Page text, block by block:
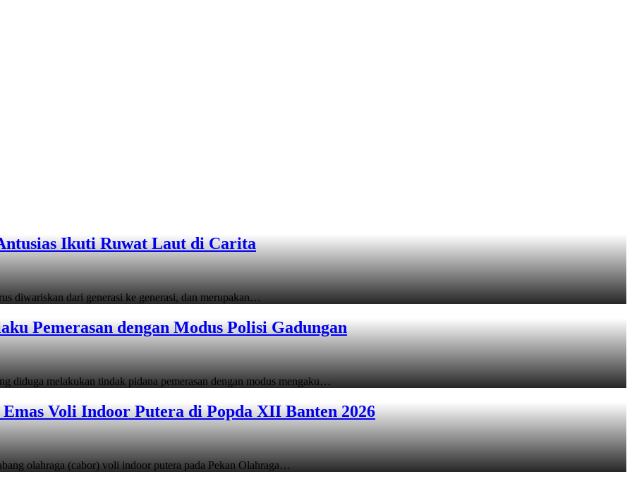
Ikuti Ruwat Laut di Carita
diwariskan dari generasi ke generasi, dan merupakan…
Pemerasan dengan Modus Polisi Gadungan
diduga melakukan tindak pidana pemerasan dengan modus mengaku…
Voli Indoor Putera di Popda XII Banten 2026
olahraga (cabor) voli indoor putera pada Pekan Olahraga…